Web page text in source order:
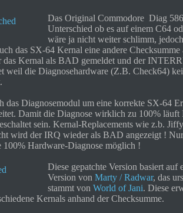
Das Original Commodore Diag
Unterschied ob es auf einem C64
wäre ja nicht weiter schlimm,
das SX-64 Kernal eine andere
das Kernal als BAD gemeldet und der
weil die Diagnosehardware (Z.B. Check64)
das Diagnosemodul um eine korrekte SX-64
Damit die Diagnose wirklich zu 100%
sein. Kernal-Replacements wie z.b.
wird der IRQ wieder als BAD angezeigt !
100% Hardware-Diagnose möglich !
Diese gepatchte Version basiert auf
Version von Marty / Radwar, das
stammt von World of Jani. Diese
Kernals anhand der Checksumme.